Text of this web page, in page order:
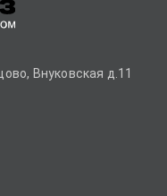
Внуковская д.11